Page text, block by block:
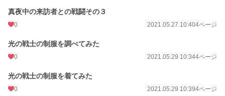
真夜中の来訪者との戦闘その３
0 2021.05.27 10:404ページ
光の戦士の制服を調べてみた
0 2021.05.29 10:344ページ
光の戦士の制服を着てみた
0 2021.05.29 10:394ページ